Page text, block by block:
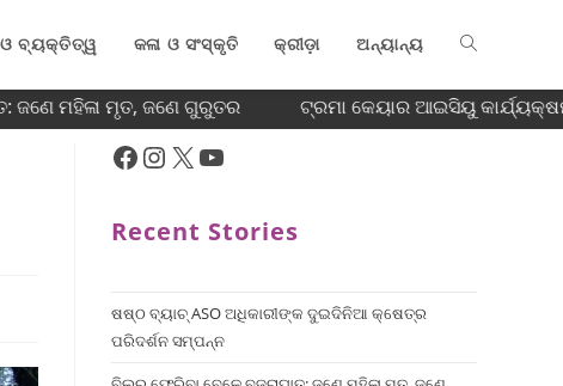
ବ୍ୟକ୍ତିତ୍ୱ କଳା ଓ ସଂସ୍କୃତି କ୍ରୀଡ଼ା ଅନ୍ୟାନ୍ୟ
ଜଣେ ମହିଳା ମୃତ, ଜଣେ ଗୁରୁତର ଟ୍ରମା କେୟାର ଆଇସିୟୁ
Recent Stories
ଷଷ୍ଠ ବ୍ୟାଚ୍‌ ASO ଅଧିକାରୀଙ୍କ ଦୁଇଦିନିଆ କ୍ଷେତ୍ର
ପରିଦର୍ଶନ ସମ୍ପନ୍ନ